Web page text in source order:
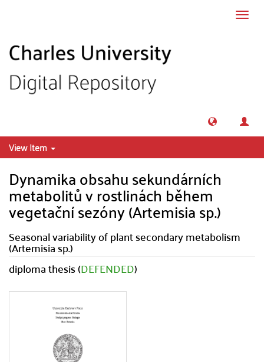
View Item
Dynamika obsahu sekundárních
metabolitů v rostlinách během
vegetační sezóny (Artemisia sp.)
Seasonal variability of plant secondary metabolism
(Artemisia sp.)
diploma thesis (DEFENDED)